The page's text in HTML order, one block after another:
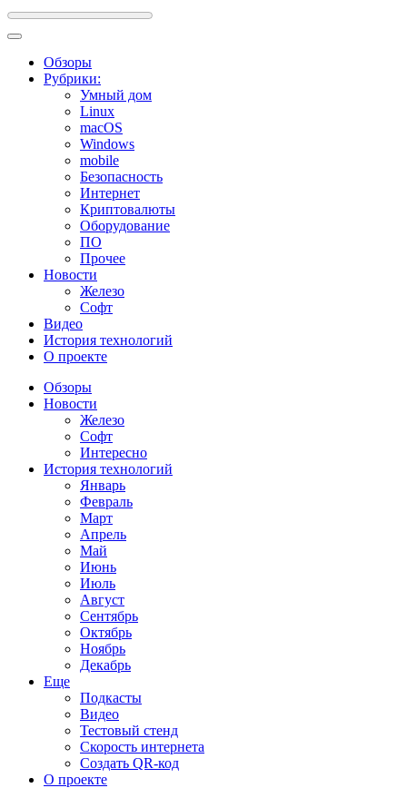
Обзоры
Рубрики:
Умный дом
Linux
macOS
Windows
mobile
Безопасность
Интернет
Криптовалюты
Оборудование
ПО
Прочее
Новости
Железо
Софт
Видео
История технологий
О проекте
Обзоры
Новости
Железо
Софт
Интересно
История технологий
Январь
Февраль
Март
Апрель
Май
Июнь
Июль
Август
Сентябрь
Октябрь
Ноябрь
Декабрь
Еще
Подкасты
Видео
Тестовый стенд
Скорость интернета
Создать QR-код
О проекте